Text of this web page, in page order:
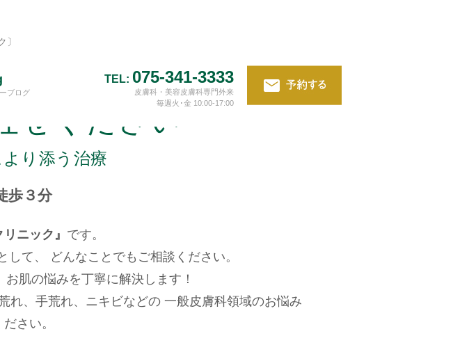
ブログ
TEL: 075-341-3333
皮膚科・美容皮膚科専門外来
毎週火･金 10:00-17:00
せください
り添う治療
歩３分
ニック』 です。
て、
どんなことでもご相談ください。
お肌の悩みを丁寧に解決します！
れ、手荒れ、ニキビなどの 一般皮膚科領域のお悩み
さい。